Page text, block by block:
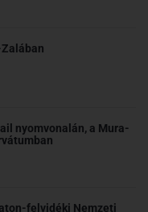
nyomvonalán, a Mura-
felvidéki Nemzeti